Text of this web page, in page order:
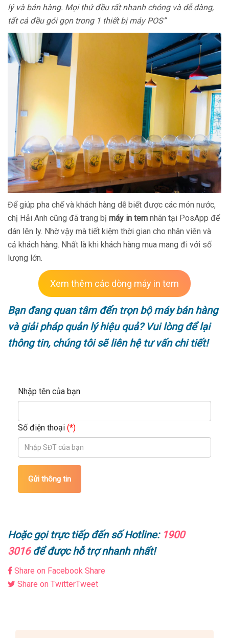
lý và bán hàng. Mọi thứ đều rất nhanh chóng và dễ dàng,
tất cả đều gói gọn trong 1 thiết bị máy POS”
Để giúp pha chế và khách hàng dễ biết được các món nước,
chị Hải Anh cũng đã trang bị máy in tem nhãn tại PosApp để
dán lên ly. Nhờ vậy mà tiết kiệm thời gian cho nhân viên và
cả khách hàng. Nhất là khi khách hàng mua mang đi với số
lượng lớn.
Xem thêm các dòng máy in tem
Bạn đang quan tâm đến trọn bộ máy bán hàng
và giải pháp quản lý hiệu quả? Vui lòng để lại
thông tin, chúng tôi sẽ liên hệ tư vấn chi tiết!
Nhập tên của bạn
Số điện thoại (*)
Gửi thông tin
Hoặc gọi trực tiếp đến số Hotline: 1900
3016để được hỗ trợ nhanh nhất!
Share on Facebook Share
Share on TwitterTweet